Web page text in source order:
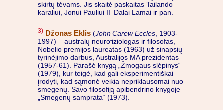
skirtų tėvams. Jis skaitė paskaitas Tailando
karaliui, Jonui Pauliui II, Dalai Lamai ir pan.
3) Džonas Eklis (John Carew Eccles , 1903-
1997) – australų neurofiziologas ir filosofas,
Nobelio premijos laureatas (1963) už sinapsių
tyrinėjimo darbus, Australijos MA prezidentas
(1957-61). Parašė knygą „Žmogaus slėpinys“
(1979), kur teigė, kad gali eksperimentiškai
įrodyti, kad sąmonė veikia nepriklausomai nuo
smegenų. Savo filosofiją apibendrino knygoje
„Smegenų samprata“ (1973).